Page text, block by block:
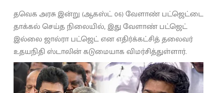
தவெக அரசு இன்று (ஆகஸ்ட் 06) வேளாண் பட்ஜெட்டை
தாக்கல் செய்த நிலையில், இது வேளாண் பட்ஜெட்
இல்லை ஜால்ரா பட்ஜெட் என எதிர்க்கட்சித் தலைவர்
உதயநிதி ஸ்டாலின் கடுமையாக விமர்சித்துள்ளார்.